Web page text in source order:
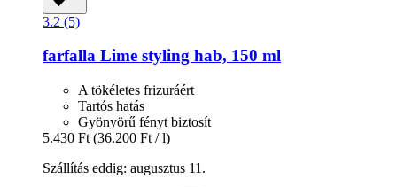
3.2 (5)
farfalla Lime styling hab, 150 ml
A tökéletes frizuráért
Tartós hatás
Gyönyörű fényt biztosít
5.430 Ft (36.200 Ft / l)
Szállítás eddig: augusztus 11.